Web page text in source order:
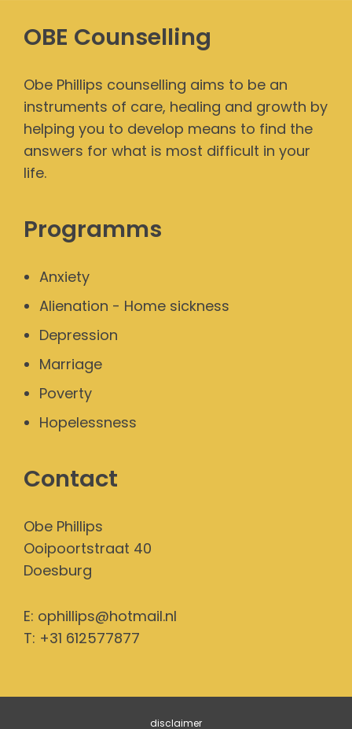
OBE Counselling
Obe Phillips counselling aims to be an
instruments of care, healing and growth by
helping you to develop means to find the
answers for what is most difficult in your
life.
Programms
Anxiety
Alienation - Home sickness
Depression
Marriage
Poverty
Hopelessness
Contact
Obe Phillips
Ooipoortstraat 40
Doesburg
E: ophillips@hotmail.nl
T: +31 612577877
disclaimer